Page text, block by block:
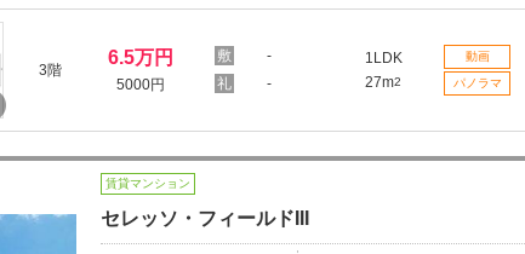
3階
6.5万円
5000円
-
-
1LDK
27m2
動画
パノラマ
賃貸マンション
セレッソ・フィールドIII